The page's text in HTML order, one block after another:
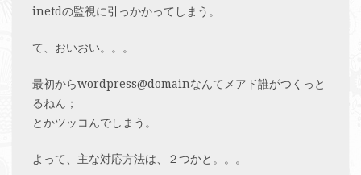
inetdの監視に引っかかってしまう。
て、おいおい。。。
最初からwordpress@domainなんてメアド誰がつくっと
るねん；
とかツッコんでしまう。
よって、主な対応方法は、２つかと。。。